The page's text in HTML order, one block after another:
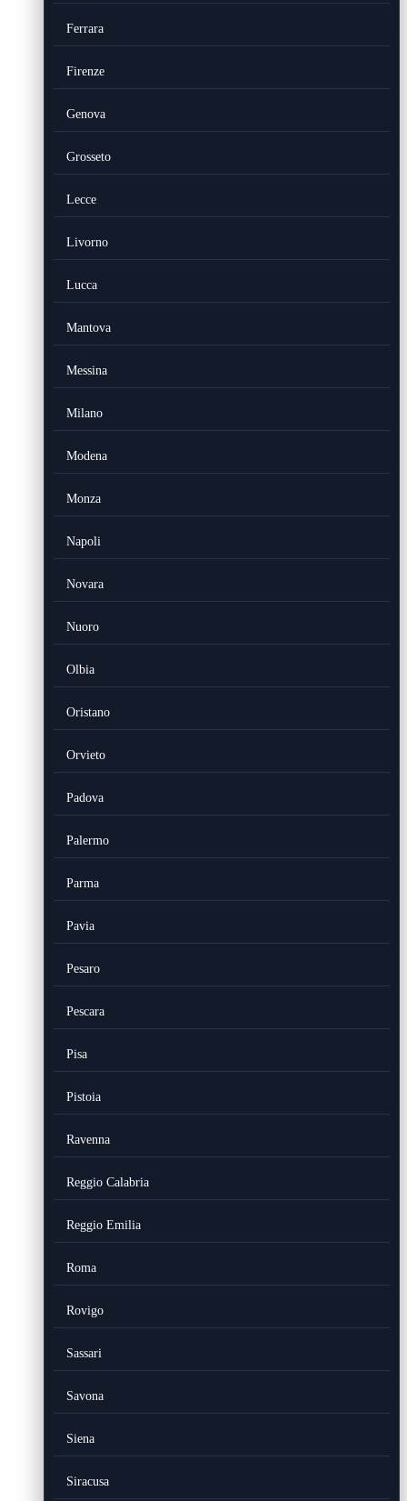
Ferrara
Firenze
Genova
Grosseto
Lecce
Livorno
Lucca
Mantova
Messina
Milano
Modena
Monza
Napoli
Novara
Nuoro
Olbia
Oristano
Orvieto
Padova
Palermo
Parma
Pavia
Pesaro
Pescara
Pisa
Pistoia
Ravenna
Reggio Calabria
Reggio Emilia
Roma
Rovigo
Sassari
Savona
Siena
Siracusa